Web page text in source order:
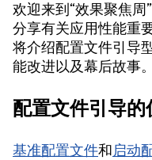
欢迎来到“效果聚焦
分享有关应用性能重
将介绍配置文件引导
能改进以及幕后故事
配置文件引导的
基准配置文件和启动